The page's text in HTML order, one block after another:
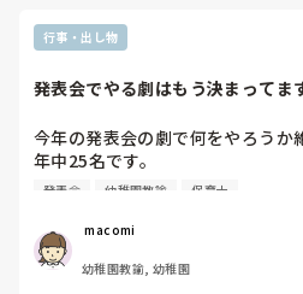
行事・出し物
発表会でやる劇はもう決まってま
今年の発表会の劇で何をやろうか
年中25名です。
過去に「これは子どもたちも楽し
ひ教えてほしいです！
発表会 幼稚園教諭 保育士
macomi
幼稚園教諭, 幼稚園